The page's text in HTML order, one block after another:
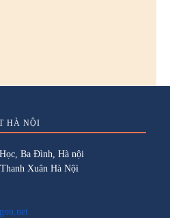
HÀ NỘI
Ba Đình, Hà nội
Xuân Hà Nội